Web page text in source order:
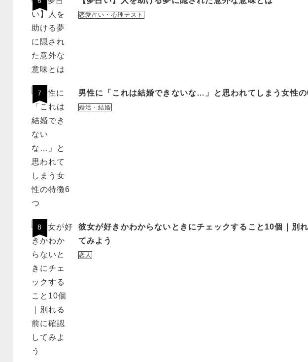
恋愛占い・心理テスト
7 男性に「これは結婚できないな…」と思われてしまう女性
婚活・結婚
8
彼女が好きかわからないときにチェックすること10個｜別
てみよう
恋人